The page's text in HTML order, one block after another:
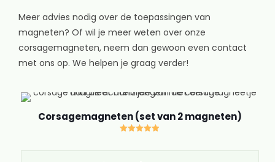
Meer advies nodig over de toepassingen van
magneten? Of wil je meer weten over onze
corsagemagneten, neem dan gewoon even contact
met ons op. We helpen je graag verder!
Corsagemagneten (set van 2 magneten)